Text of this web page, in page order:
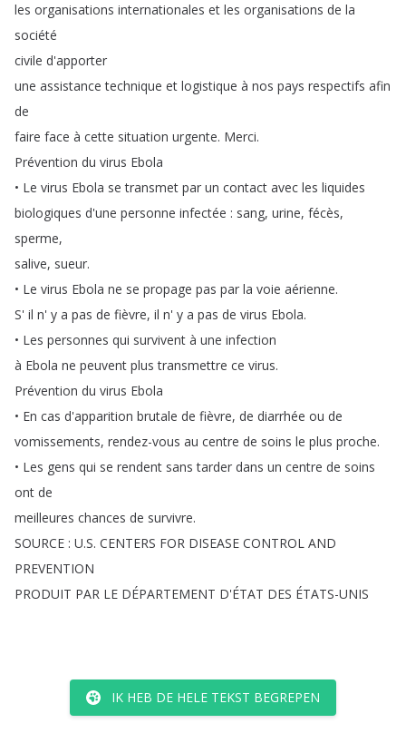
les organisations internationales et les organisations de la
société
civile d'apporter
une assistance technique et logistique à nos pays respectifs afin
de
faire face à cette situation urgente. Merci.
Prévention du virus Ebola
• Le virus Ebola se transmet par un contact avec les liquides
biologiques d'une personne infectée : sang, urine, fécès,
sperme,
salive, sueur.
• Le virus Ebola ne se propage pas par la voie aérienne.
S' il n' y a pas de fièvre, il n' y a pas de virus Ebola.
• Les personnes qui survivent à une infection
à Ebola ne peuvent plus transmettre ce virus.
Prévention du virus Ebola
• En cas d'apparition brutale de fièvre, de diarrhée ou de
vomissements, rendez-vous au centre de soins le plus proche.
• Les gens qui se rendent sans tarder dans un centre de soins
ont de
meilleures chances de survivre.
SOURCE : U.S. CENTERS FOR DISEASE CONTROL AND
PREVENTION
PRODUIT PAR LE DÉPARTEMENT D'ÉTAT DES ÉTATS-UNIS
IK HEB DE HELE TEKST BEGREPEN